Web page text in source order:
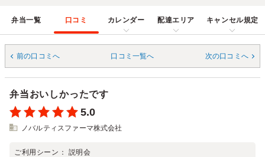
弁当一覧 口コミ カレンダー 配達エリア キャンセル規定
前の口コミへ 口コミ一覧へ 次の口コミへ
弁当おいしかったです
5.0
ノバルティスファーマ株式会社
ご利用シーン： 説明会